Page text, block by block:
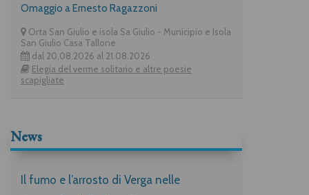
Omaggio a Ernesto Ragazzoni
Orta San Giulio e isola Sa Giulio - Municipio e Isola
San Giulio Casa Tallone
dal 20.08.2026 al 21.08.2026
Elegia del verme solitario e altre poesie
scapigliate
News
Il fumo e l’arrosto di Verga nelle